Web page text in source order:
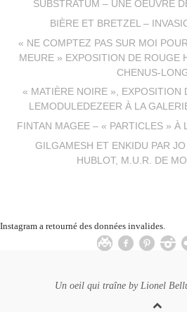
SUBSTRATUM – UNE OEUVRE
BIÈRE ET BRETZEL –
« NE COMPTEZ PAS SUR MOI
MEURE » EXPOSITION DE ROUGE
CHENUS-
« MATIÈRE NOIRE », EXPOSITION
LEMODULEDEZEER À LA
FINTAN MAGEE – « PARTICLES » À
GILGAMESH ET ENKIDU PAR
HUBLOT, M.U.R. DE
Instagram a retourné des données invalides.
Un oeil qui traîne by Lionel